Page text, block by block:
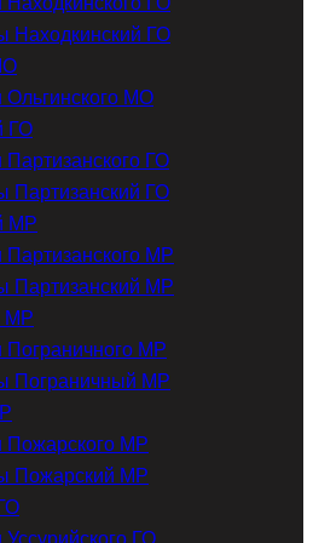
Находкинский ГО
Ольгинского МО
ГО
ГО
Партизанский ГО
МР
Партизанского МР
Партизанский МР
МР
Пограничного МР
Пограничный МР
Пожарского МР
Пожарский МР